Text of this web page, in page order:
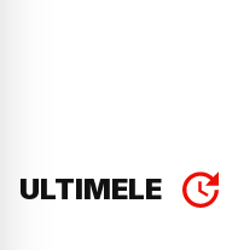
ULTIMELE